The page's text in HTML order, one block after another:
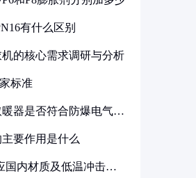
有什么区别
的核心需求调研与分析
标准
器是否符合防爆电气设
要作用是什么
国内材质及低温冲击要